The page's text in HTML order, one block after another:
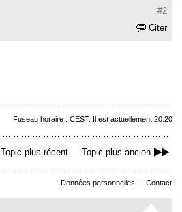
#2
Citer
Fuseau horaire : CEST. Il est actuellement 20:20
Topic plus récent Topic plus ancien
Données personnelles - Contact